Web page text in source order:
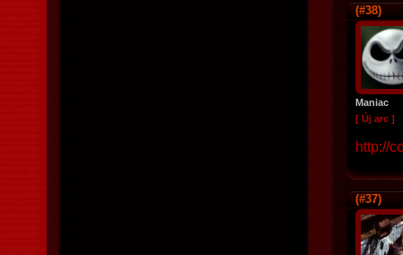
(#38)
Maniac
[ Új arc ]
http://
(#37)